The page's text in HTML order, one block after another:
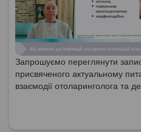
Запрошуємо переглянути
присвяченого актуальному
взаємодії отоларинголога та